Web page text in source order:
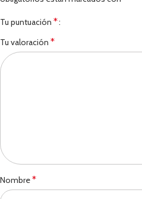
Tu puntuación *
Tu valoración *
Nombre*